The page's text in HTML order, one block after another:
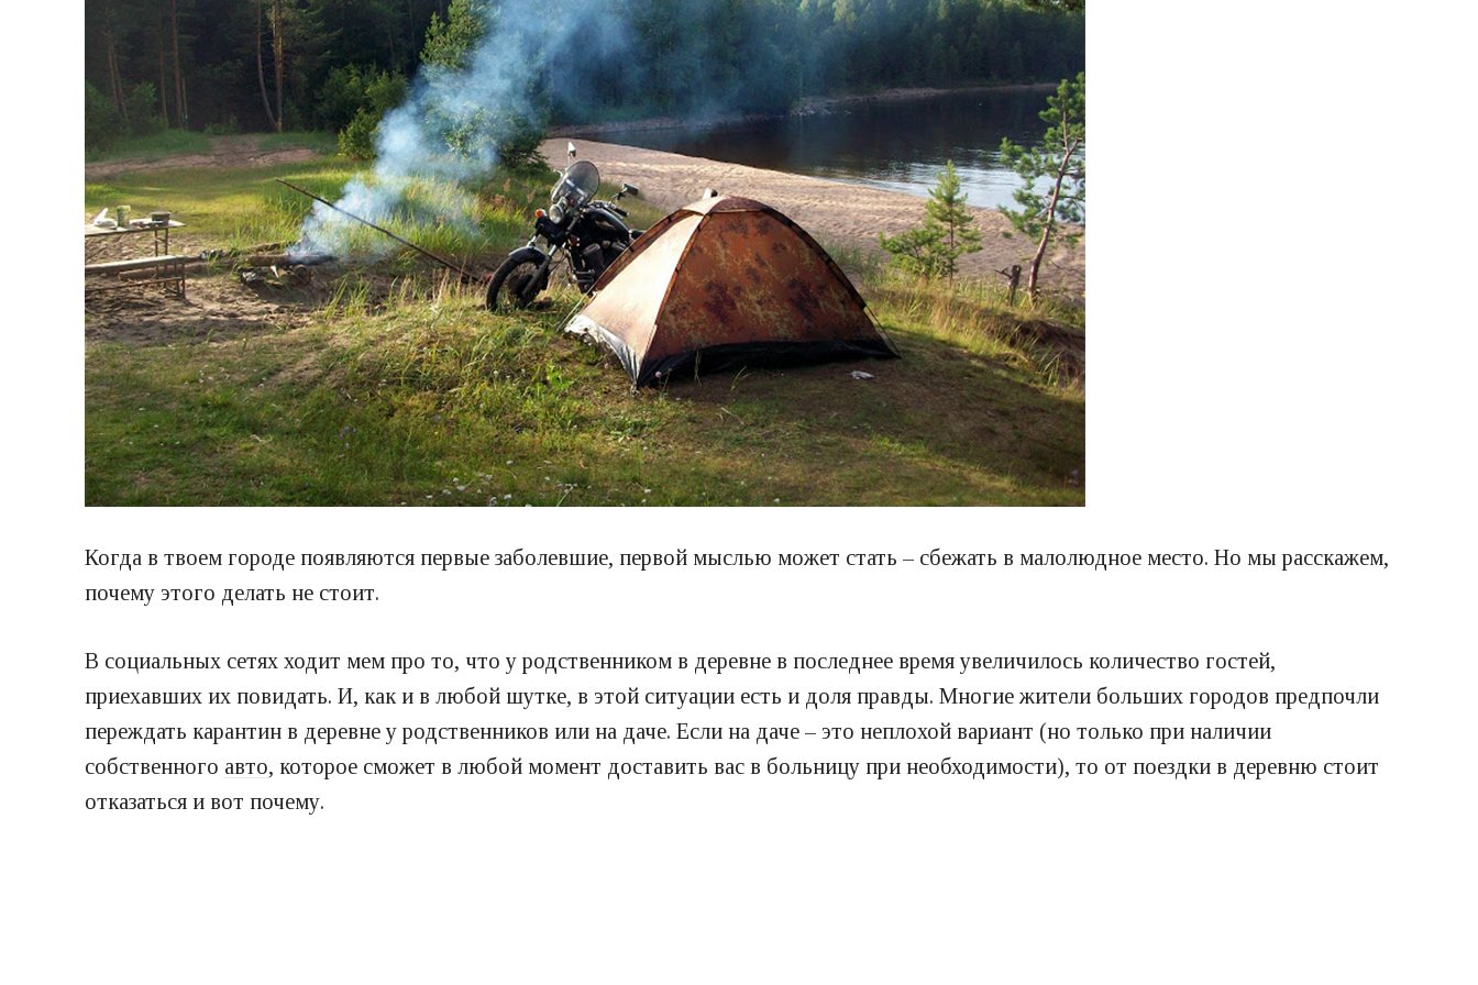
Когда в твоем городе появляются первые заболевшие, первой мыслью может стать – сбежать в малолюдное место. Но мы расскажем,
почему этого делать не стоит.
В социальных сетях ходит мем про то, что у родственником в деревне в последнее время увеличилось количество гостей,
приехавших их повидать. И, как и в любой шутке, в этой ситуации есть и доля правды. Многие жители больших городов предпочли
переждать карантин в деревне у родственников или на даче. Если на даче – это неплохой вариант (но только при наличии
собственного авто, которое сможет в любой момент доставить вас в больницу при необходимости), то от поездки в деревню стоит
отказаться и вот почему.